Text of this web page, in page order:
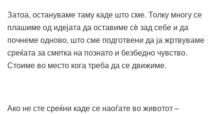
Затоа, остануваме таму каде што сме. Толку многу се
плашиме од идејата да оставиме сè зад себе и да
почнеме одново, што сме подготвени да ја жртвуваме
среќата за сметка на познато и безбедно чувство.
Стоиме во место кога треба да се движиме.
Ако не сте среќни каде се наоѓате во животот –